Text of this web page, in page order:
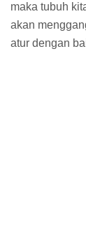
maka tubuh
akan
atur dengan